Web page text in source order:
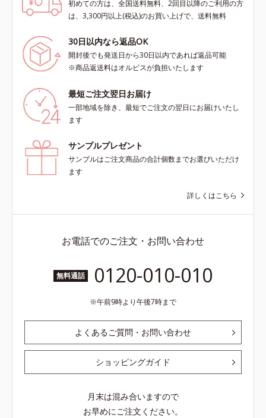
初めての方は、全国送料無料、2回目以降のご利用の方
は、3,300円以上(税込)のお買い上げで、送料無料
30日以内なら返品OK
開封後でも発送日から30日以内であれば返品可能
※商品返送料はオルビスが負担いたします
最短ご注文翌日お届け
一部地域を除き、最短でご注文の翌日にお届けいたし
ます
サンプルプレゼント
サンプルはご注文商品の合計個数までお選びいただけ
ます
詳しくはこちら
お電話でのご注文・お問い合わせ
無料通話 0120-010-010
午前9時より午後7時まで
よくあるご質問・お問い合わせ
ショッピングガイド
月末は混み合いますので
お早めにご注文ください。